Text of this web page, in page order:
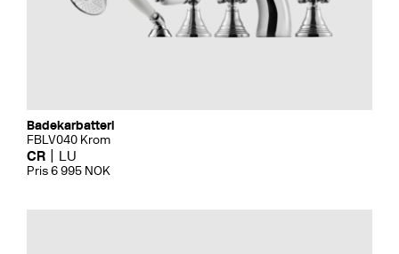
Badekarbatteri
FBLV040 Krom
CR LU
Pris 6 995 NOK